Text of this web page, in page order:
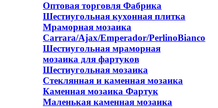
Оптовая торговля Фабрика
Шестиугольная кухонная плитка
Мраморная мозаика
Carrara/Ajax/Emperador/PerlinoBianco
Шестиугольная мраморная
мозаика для фартуков
Шестиугольная мозаика
Стеклянная и каменная мозаика
Каменная мозаика Фартук
Маленькая каменная мозаика